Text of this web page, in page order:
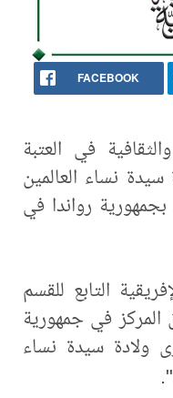
FACEBOOK
في العتبة
سيدة نساء العالمين
بجمهورية رواندا في
التابع للقسم
في جمهورية
ولادة سيدة نساء